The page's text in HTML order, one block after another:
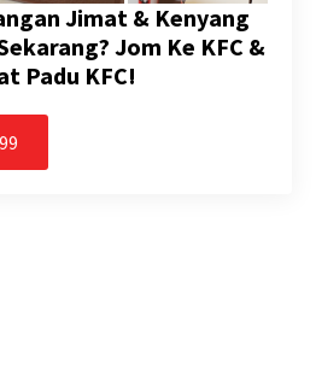
Jimat & Kenyang
Jom Ke KFC &
Padu KFC!